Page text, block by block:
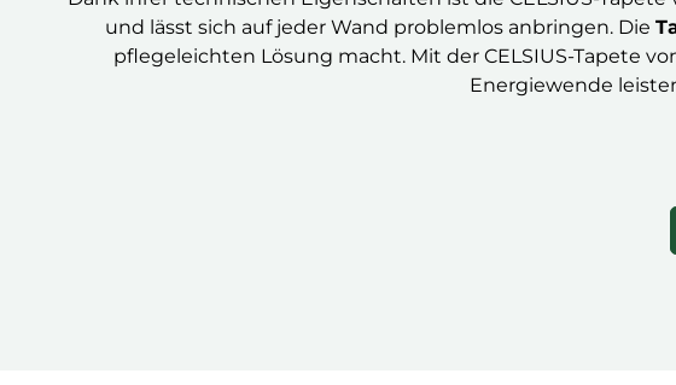
und lässt sich auf jeder Wand problemlos anbringen. Die
pflegeleichten Lösung macht. Mit der CELSIUS-Tapete
Energiewende